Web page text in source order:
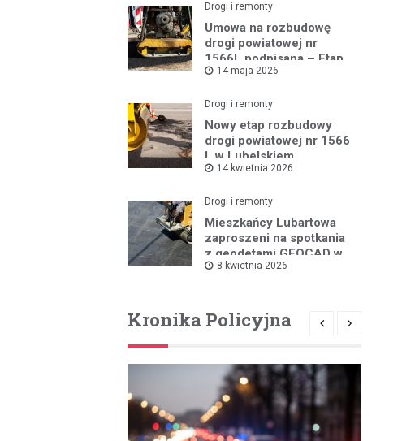
Drogi i remonty
Umowa na rozbudowę
drogi powiatowej nr
1566L podpisana – Etap
III w toku
14 maja 2026
Drogi i remonty
Nowy etap rozbudowy
drogi powiatowej nr 1566
L w Lubelskiem
14 kwietnia 2026
Drogi i remonty
Mieszkańcy Lubartowa
zaproszeni na spotkania
z geodetami GEOCAD w
sprawie budowy S19
8 kwietnia 2026
Kronika Policyjna